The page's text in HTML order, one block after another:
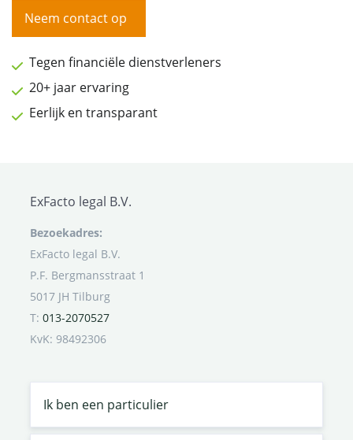
Neem contact op
Tegen financiële dienstverleners
20+ jaar ervaring
Eerlijk en transparant
ExFacto legal B.V.
Bezoekadres:
ExFacto legal B.V.
P.F. Bergmansstraat 1
5017 JH Tilburg
T: 013-2070527
KvK: 98492306
Ik ben een particulier